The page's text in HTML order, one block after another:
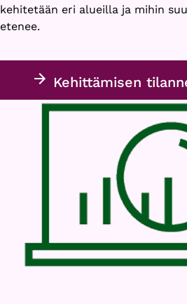
kehitetään eri alueilla ja mihin
etenee.
Kehittämisen